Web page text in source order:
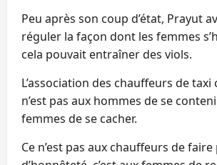
Peu après son coup d’état, Prayut
réguler la façon dont les femmes
cela pouvait entraîner des viols.
L’association des chauffeurs de taxi
n’est pas aux hommes de se
femmes de se cacher.
Ce n’est pas aux chauffeurs de